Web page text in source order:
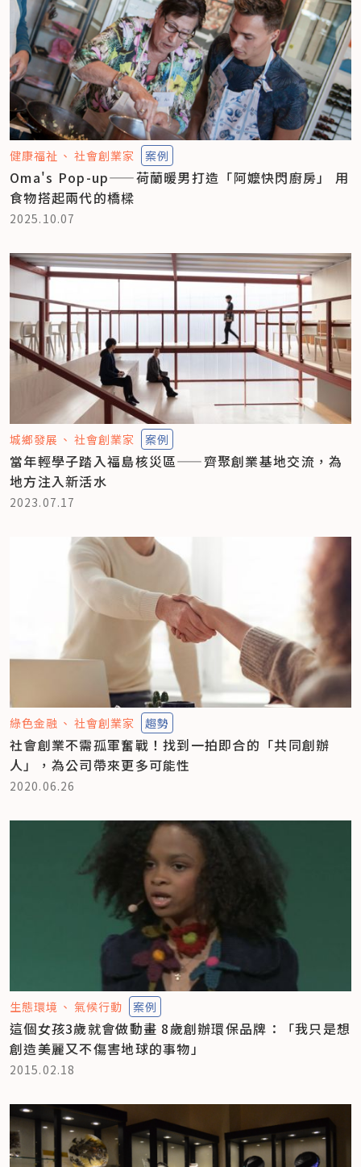
健康福祉 社會創業家 案例
Oma's Pop-up——荷蘭暖男打造「阿嬤快閃廚房」 用
食物搭起兩代的橋樑
2025.10.07
城鄉發展 社會創業家 案例
當年輕學子踏入福島核災區——齊聚創業基地交流，為
地方注入新活水
2023.07.17
綠色金融 社會創業家 趨勢
社會創業不需孤軍奮戰！找到一拍即合的「共同創辦
人」，為公司帶來更多可能性
2020.06.26
生態環境 氣候行動 案例
這個女孩3歲就會做動畫 8歲創辦環保品牌：「我只是想
創造美麗又不傷害地球的事物」
2015.02.18